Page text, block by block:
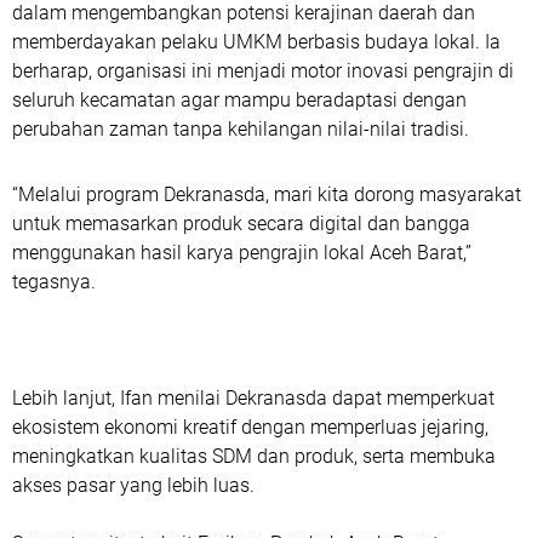
dalam mengembangkan potensi kerajinan daerah dan
memberdayakan pelaku UMKM berbasis budaya lokal. Ia
berharap, organisasi ini menjadi motor inovasi pengrajin di
seluruh kecamatan agar mampu beradaptasi dengan
perubahan zaman tanpa kehilangan nilai-nilai tradisi.
“Melalui program Dekranasda, mari kita dorong masyarakat
untuk memasarkan produk secara digital dan bangga
menggunakan hasil karya pengrajin lokal Aceh Barat,”
tegasnya.
Lebih lanjut, Ifan menilai Dekranasda dapat memperkuat
ekosistem ekonomi kreatif dengan memperluas jejaring,
meningkatkan kualitas SDM dan produk, serta membuka
akses pasar yang lebih luas.